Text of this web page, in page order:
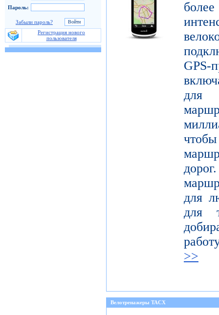
Пароль:
Забыли пароль?
Регистрация нового
пользователя
GPS-
для
для
для
>>
Велотренажеры TACX